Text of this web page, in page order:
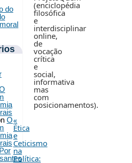
(enciclopédia
filosófica
e
interdisciplinar
online,
de
vocação
crítica
e
social,
informativa
mas
com
posicionamentos).
«
Ética
e
Ceticismo
na
Política:
do
O
Por